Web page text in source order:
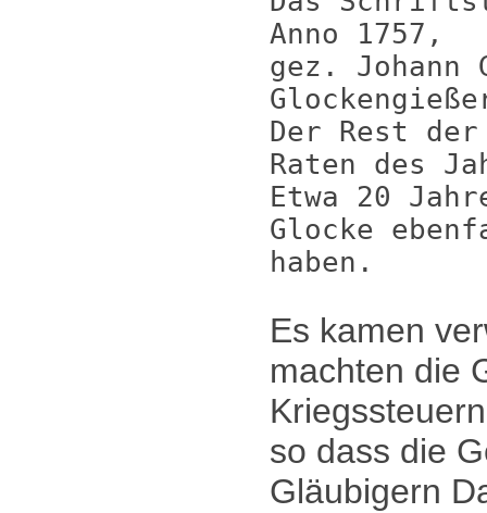
Anno 1757,
gez. Johann
Der Rest
Raten des
Etwa 20
Glocke
haben.
Es kamen
machten die
so dass die
Gläubigern